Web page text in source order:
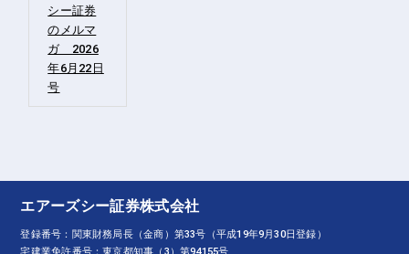
シー証券
のメルマ
ガ 2026
年6月22日
号
エアーズシー証券株式会社
登録番号：関東財務局長（金商）第33号（平成19年9月30日登録）
宅建業免許番号：東京都知事（3）第94155号